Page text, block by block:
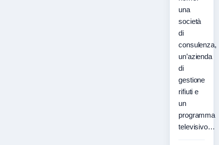
una
società
di
consulenza,
un’azienda
di
gestione
rifiuti e
un
programma
televisivo…